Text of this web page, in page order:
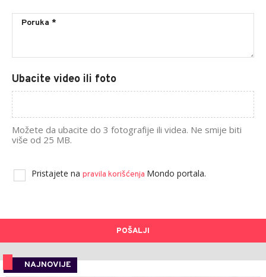
Ubacite video ili foto
Možete da ubacite do 3 fotografije ili videa. Ne smije biti
više od 25 MB.
Pristajete na pravila korišćenja Mondo portala.
POŠALJI
NAJNOVIJE